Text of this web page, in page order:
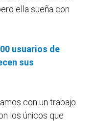
ella sueña con
usuarios de
sus
con un trabajo
los únicos que